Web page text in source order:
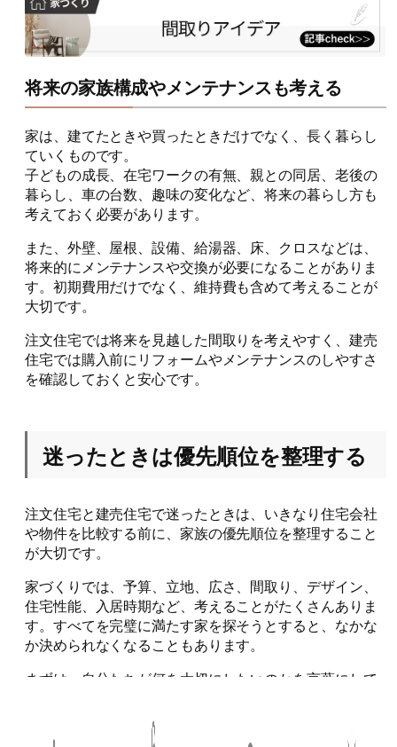
将来の家族構成やメンテナンスも考える
家は、建てたときや買ったときだけでなく、長く暮らし
ていくものです。
子どもの成長、在宅ワークの有無、親との同居、老後の
暮らし、車の台数、趣味の変化など、将来の暮らし方も
考えておく必要があります。
また、外壁、屋根、設備、給湯器、床、クロスなどは、
将来的にメンテナンスや交換が必要になることがありま
す。初期費用だけでなく、維持費も含めて考えることが
大切です。
注文住宅では将来を見越した間取りを考えやすく、建売
住宅では購入前にリフォームやメンテナンスのしやすさ
を確認しておくと安心です。
迷ったときは優先順位を整理する
注文住宅と建売住宅で迷ったときは、いきなり住宅会社
や物件を比較する前に、家族の優先順位を整理すること
が大切です。
家づくりでは、予算、立地、広さ、間取り、デザイン、
住宅性能、入居時期など、考えることがたくさんありま
す。すべてを完璧に満たす家を探そうとすると、なかな
か決められなくなることもあります。
まずは、自分たちが何を大切にしたいのかを言葉にして
家族で譲れない条件を決める